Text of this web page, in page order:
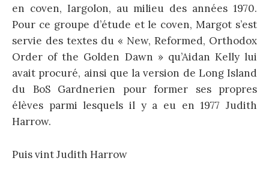
en coven, Iargolon, au milieu des années 1970.
Pour ce groupe d’étude et le coven, Margot s’est
servie des textes du « New, Reformed, Orthodox
Order of the Golden Dawn » qu’Aidan Kelly lui
avait procuré, ainsi que la version de Long Island
du BoS Gardnerien pour former ses propres
élèves parmi lesquels il y a eu en 1977 Judith
Harrow.
Puis vint Judith Harrow